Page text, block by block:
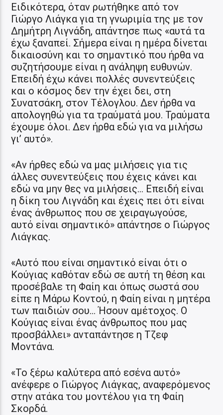
Ειδικότερα, όταν ρωτήθηκε από τον
Γιώργο Λιάγκα για τη γνωριμία της με τον
Δημήτρη Λιγνάδη, απάντησε πως «αυτά τα
έχω ξαναπεί. Σήμερα είναι η ημέρα δίνεται
δικαιοσύνη και το σημαντικό που ήρθα να
συζητήσουμε είναι η ανάληψη ευθυνών.
Επειδή έχω κάνει πολλές συνεντεύξεις
και ο κόσμος δεν την έχει δει, στη
Συνατσάκη, στον Τέλογλου. Δεν ήρθα να
απολογηθώ για τα τραύματά μου. Τραύματα
έχουμε όλοι. Δεν ήρθα εδώ για να μιλήσω
γι’ αυτό».
«Αν ήρθες εδώ να μας μιλήσεις για τις
άλλες συνεντεύξεις που έχεις κάνει και
εδώ να μην θες να μιλήσεις… Επειδή είναι
η δίκη του Λιγνάδη και έχεις πει ότι είναι
ένας άνθρωπος που σε χειραγωγούσε,
αυτό είναι σημαντικό» απάντησε ο Γιώργος
Λιάγκας.
«Αυτό που είναι σημαντικό είναι ότι ο
Κούγιας καθόταν εδώ σε αυτή τη θέση και
προσέβαλε τη Φαίη και όπως σωστά σου
είπε η Μάρω Κοντού, η Φαίη είναι η μητέρα
των παιδιών σου… Ήσουν αμέτοχος. Ο
Κούγιας είναι ένας άνθρωπος που μας
προσβάλλει» ανταπάντησε η Τζεφ
Μοντάνα.
«Το ξέρω καλύτερα από εσένα αυτό»
ανέφερε ο Γιώργος Λιάγκας, αναφερόμενος
στην ατάκα του μοντέλου για τη Φαίη
Σκορδά.